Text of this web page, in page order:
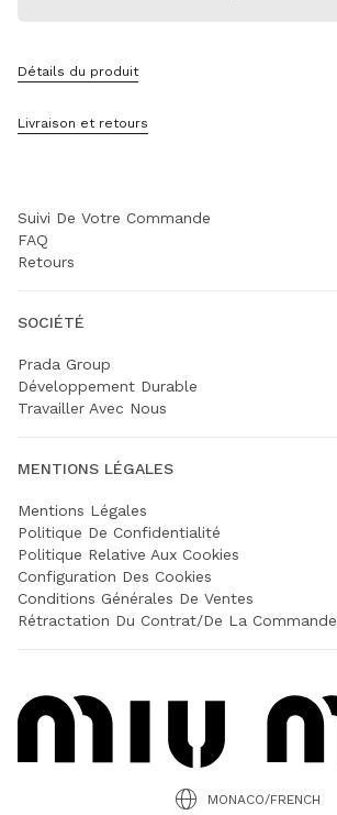
Détails du produit
Livraison et retours
Localisation Boutique
Suivi De Votre Commande
FAQ
Retours
SOCIÉTÉ
Prada Group
Développement Durable
Travailler Avec Nous
MENTIONS LÉGALES
Mentions Légales
Politique De Confidentialité
Politique Relative Aux Cookies
Configuration Des Cookies
Conditions Générales De Ventes
Rétractation Du Contrat/de La Commande
MONACO/FRENCH